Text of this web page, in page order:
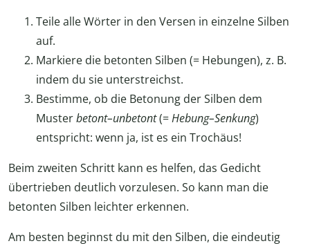
Teile alle Wörter in den Versen in einzelne Silben
auf.
Markiere die betonten Silben (= Hebungen), z. B.
indem du sie unterstreichst.
Bestimme, ob die Betonung der Silben dem
Musterbetont–unbetont(=Hebung–Senkung)
entspricht: wenn ja, ist es ein Trochäus!
Beim zweiten Schritt kann es helfen, das Gedicht
übertrieben deutlich vorzulesen. So kann man die
betonten Silben leichter erkennen.
Am besten beginnst du mit den Silben, die eindeutig